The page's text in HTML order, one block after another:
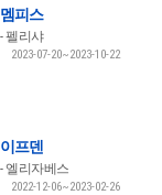
멤피스
펠리샤
2023-07-20~2023-10-22
이프덴
엘리자베스
2022-12-06~2023-02-26